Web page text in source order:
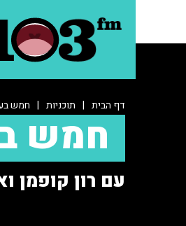
דף הבית | תוכניות | חמש
חמש
עם רון קופמן